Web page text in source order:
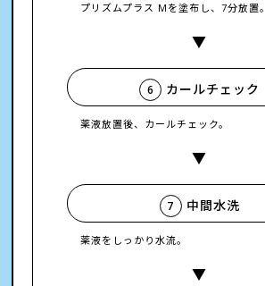
プリズムプラス Mを塗布し、7分放置。
6 カールチェック
薬液放置後、カールチェック。
7 中間水洗
薬液をしっかり水流。